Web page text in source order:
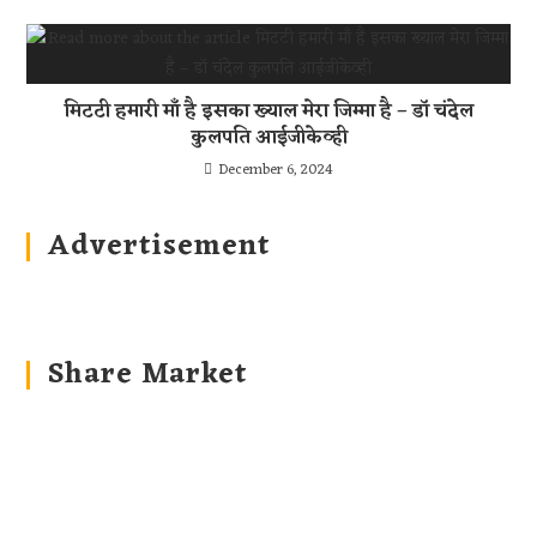
मिटटी हमारी माँ है इसका ख्याल मेरा जिम्मा है – डॉ चंदेल
कुलपति आईजीकेव्ही
December 6, 2024
Advertisement
Share Market